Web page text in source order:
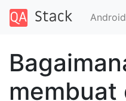
Android
membuat